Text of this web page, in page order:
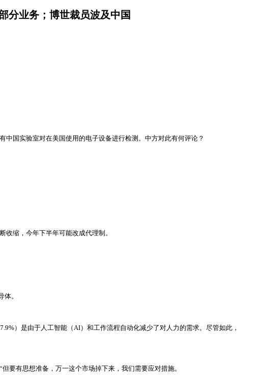
分业务；博世裁员波及中国
国实验室对在美国使用的电子设备进行检测。中方对此有何评论？
缩，今年下半年可能改成代理制。
。
）是由于人工智能（AI）和工作流程自动化减少了对人力的需求。尽管如此，
要有思想准备，万一这个市场掉下来，我们需要应对措施。